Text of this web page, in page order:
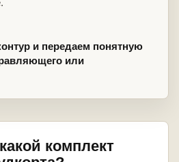
и передаем понятную
или
комплект